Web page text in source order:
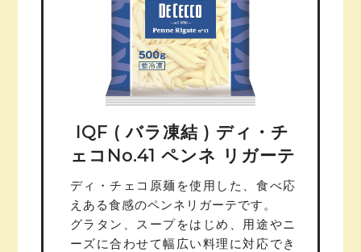
IQF ( バラ凍結 ) ディ・チ
ェコNo.41 ペンネ リガーテ
ディ・チェコ原麺を使用した、食べ応
えある食感のペンネリガーテです。
グラタン、スープをはじめ、用途やニ
ーズに合わせて幅広い料理に対応でき